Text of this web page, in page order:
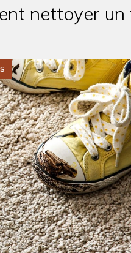
nettoyer un